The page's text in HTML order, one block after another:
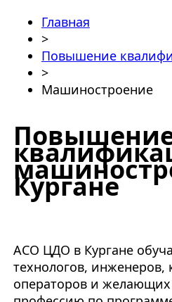
Главная
>
Повышение
>
Машиностроение
Кургане
АСО ЦДО в Кургане
технологов, инженеров,
операторов и